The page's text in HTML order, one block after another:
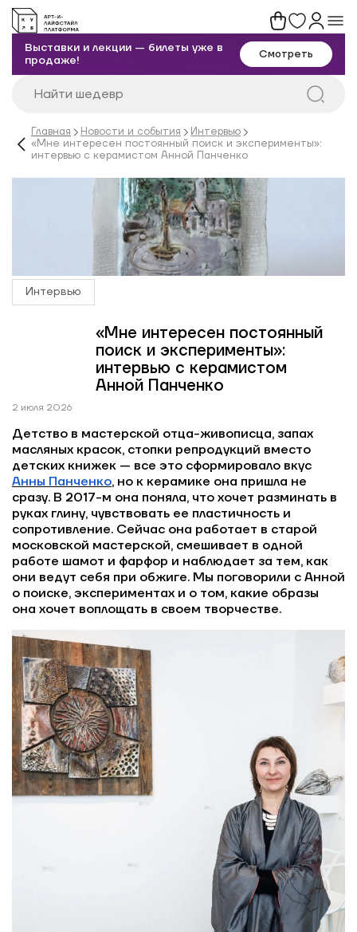
Выставки и лекции — билеты уже в
продаже!
Смотреть
Главная Новости и события
Интервью
«Мне интересен постоянный поиск и эксперименты»:
интервью с керамистом Анной Панченко
Интервью
«Мне интересен постоянный
поиск и эксперименты»:
интервью с керамистом
Анной Панченко
2 июля 2026
Детство в мастерской отца-живописца, запах
масляных красок, стопки репродукций вместо
детских книжек — все это сформировало вкус
Анны Панченко, но к керамике она пришла не
сразу. В 2017-м она поняла, что хочет разминать в
руках глину, чувствовать ее пластичность и
сопротивление. Сейчас она работает в старой
московской мастерской, смешивает в одной
работе шамот и фарфор и наблюдает за тем, как
они ведут себя при обжиге. Мы поговорили с Анной
о поиске, экспериментах и о том, какие образы
она хочет воплощать в своем творчестве.